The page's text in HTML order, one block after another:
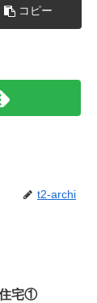
コピー
t2-archi
住宅①